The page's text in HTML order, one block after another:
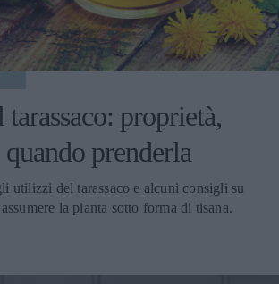
tarassaco: proprietà,
prenderla
utilizzi del tarassaco e alcuni consigli su
la pianta sotto forma di tisana.